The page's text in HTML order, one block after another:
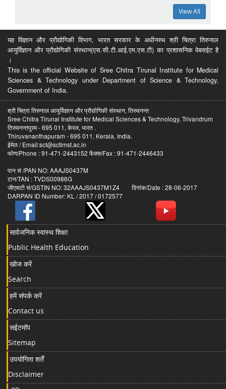
View All
यह विज्ञान और प्रौद्योगिकी विभाग, भारत सरकार के अधीनस्थ श्री चित्रा तिरुनाल
आयुर्विज्ञान और प्रौद्योगिकी संस्थान(एस.सी.टी.आई.एम.एस.टी) का प्रशासनिक वेबसईट है
।
This is the official Website of Sree Chitra Tirunal Institute for Medical
Sciences & Technology under Department of Science & Technology,
Government of India.
श्री चित्रा तिरुनाल आयुर्विज्ञान और प्रौद्योगिकी संस्थान, तिरुवनन्त
Sree Chitra Tirunal Institute for Medical Sciences & Technology, Trivandrum
तिरुवनन्तपुरम - 695 011, केरल, भारत .
Thiruvananthapuram - 695 011, Kerala, India.
ईमेल / Email:sct@sctimst.ac.in
फोण/Phone : 91-471-2443152 फैक्स/Fax : 91-471-2446433
पान सं /PAN NO: AAAJS0437M
टान/TAN : TVDS00986G
जीएसटी सं/GSTIN NO: 32AAAJS0437M1Z4 दिनांक/Date : 28-06-2017
DARPAN ID Number: KL / 2017 / 0172577
सार्वजनिक स्वास्थ शिक्षा
Public Health Education
खोज करें
Search
हमें संपर्क करें
Contact us
सईटमॉप
Sitemap
उपयोगिता शर्तें
Disclaimer